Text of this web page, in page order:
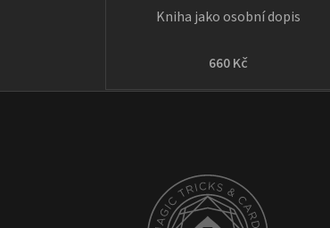
660 Kč
Kniha jako osobní dopis